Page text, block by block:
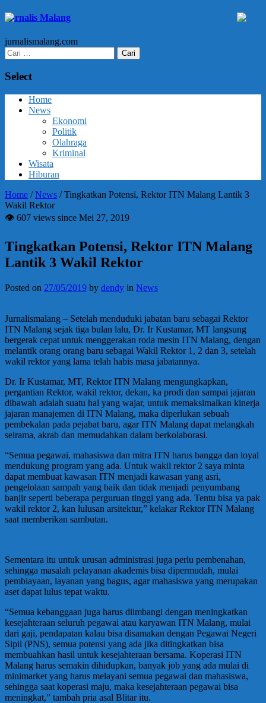
Jurnalis Malang
jurnalismalang.com
Cari
untuk:
Select
Home
News
Ekonomi
Politik
Olahraga
Kriminal
Wisata
Hiburan
Home /News /Tingkatkan Potensi, Rektor ITN Malang Lantik 3
Wakil Rektor
👁 607 views since Mei 27, 2019
Tingkatkan Potensi, Rektor ITN Malang
Lantik 3 Wakil Rektor
Posted on 27/05/2019 by dendy in News
Jurnalismalang – Setelah menduduki jabatan baru sebagai Rektor
ITN Malang sejak tiga bulan lalu, Dr. Ir Kustamar, MT langsung
bergerak cepat untuk menggerakan roda mesin ITN Malang, dengan
melantik orang orang baru sebagai Wakil Rektor 1, 2 dan 3, setelah
wakil rektor yang lama telah habis masa jabatannya.
Dr. Ir Kustamar, MT, Rektor ITN Malang mengungkapkan,
pergantian Rektor, wakil rektor, dekan, ka prodi dan sampai jajaran
dibawah adalah suatu hal yang wajar, untuk memaksimalkan kinerja
jajaran manajemen di ITN Malang, maka diperlukan sebuah
pembekalan pada pejabat baru, agar ITN Malang dapat melangkah
seirama, akrab dan memudahkan dalam berkolaborasi.
“Semua pegawai, mahasiswa dan mitra ITN harus bangga dan loyal
mendukung program yang ada. Untuk wakil rektor 2 saya minta
dapat membuat kawasan ITN menjadi kawasan yang asri,
pengelolaan sampah yang baik dan tidak menjadi penyumbang
banjir seperti beberapa perguruan tinggi yang ada. Tentu bisa ya pak
wakil rektor 2, kan lulusan arsitektur,” kelakar Rektor ITN Malang
saat memberikan sambutan.
Sementara itu untuk urusan administrasi juga perlu pembenahan,
sehingga masalah pelayanan akademis bisa dipermudah, mulai
pembiayaan, layanan yang bagus, agar mahasiswa yang merupakan
aset dapat lulus tepat waktu.
“Semua kebanggaan juga harus diimbangi dengan meningkatkan
kesejahteraan seluruh pegawai atau karyawan ITN Malang, mulai
dari gaji, pendapatan kalau bisa disamakan dengan Pegawai Negeri
Sipil (PNS), semua potensi yang ada jika ditingkatkan bisa
membuahkan hasil untuk kesejahteraan bersama. Koperasi ITN
Malang harus semakin dihidupkan, banyak job yang ada mulai di
minimarket yang harus melayani semua pegawai dan mahasiswa,
sehingga saat koperasi maju, maka kesejahteraan pegawai bisa
meningkat,” tambah pria asal Blitar itu.